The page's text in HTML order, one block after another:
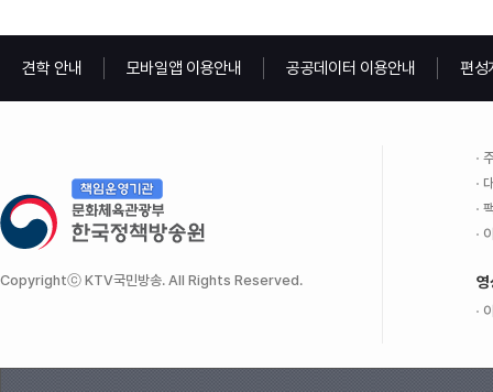
견학 안내 모바일앱 이용안내 공공데이터 이용안내 편성
Copyrightⓒ KTV국민방송. All Rights Reserved. 영